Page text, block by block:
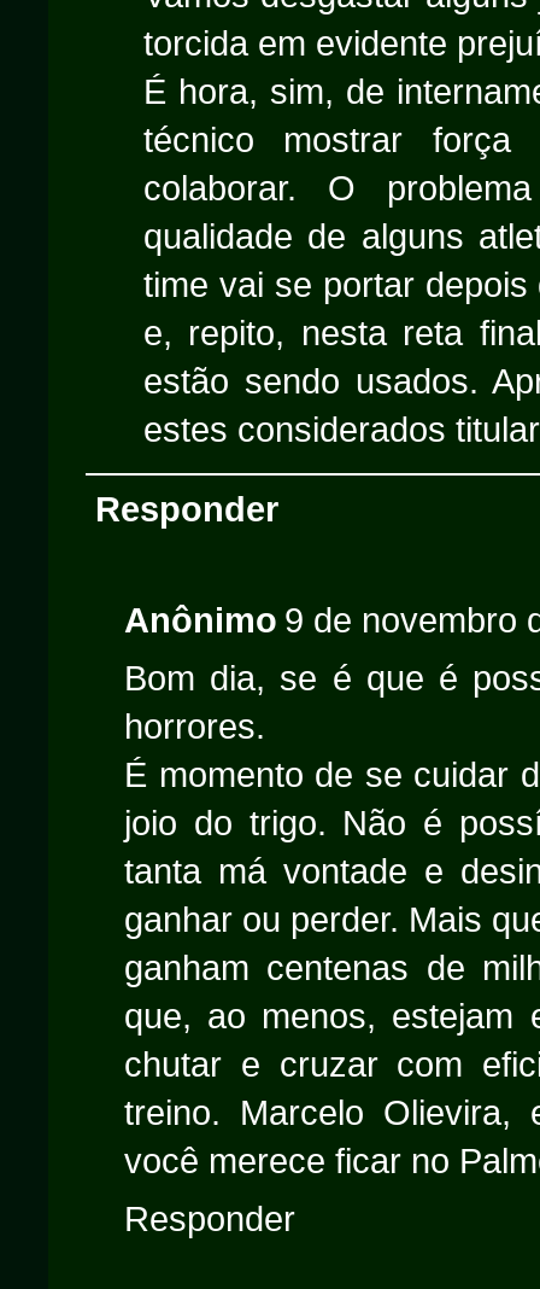
torcida em evidente
É hora, sim, de
técnico mostrar
colaborar. O
qualidade de alguns
time vai se portar
e, repito, nesta reta
estão sendo usados.
estes considerados
Responder
Anônimo 9 de novembro
Bom dia, se é que é
horrores.
É momento de se cuidar
joio do trigo. Não é
tanta má vontade e
ganhar ou perder. Mais
ganham centenas de
que, ao menos, estejam
chutar e cruzar com
treino. Marcelo
você merece ficar no
Responder